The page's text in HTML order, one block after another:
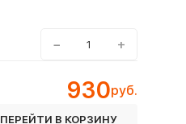
− +
930руб.
ПЕРЕЙТИ В КОРЗИНУ